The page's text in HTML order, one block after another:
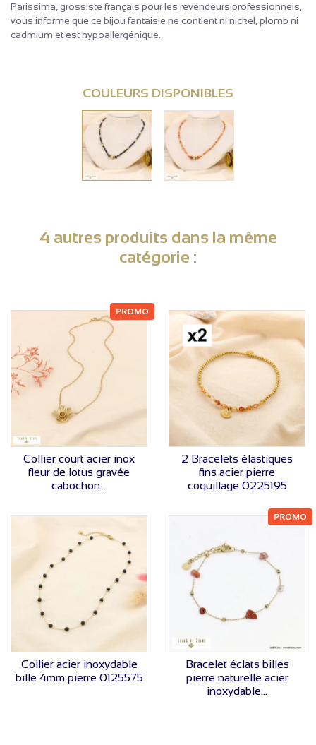
Parissima, grossiste français pour les revendeurs professionnels,
vous informe que ce bijou fantaisie ne contient ni nickel, plomb ni
cadmium et est hypoallergénique.
COULEURS DISPONIBLES
4 autres produits dans la même
catégorie :
VOIR LE PRIX
Collier court acier inox
fleur de lotus gravée
cabochon...
PROMO
VOIR LE PRIX
2 Bracelets élastiques
fins acier pierre
coquillage 0225195
VOIR LE PRIX
Collier acier inoxydable
bille 4mm pierre 0125575
VOIR LE PRIX
Bracelet éclats billes
pierre naturelle acier
inoxydable...
PROMO